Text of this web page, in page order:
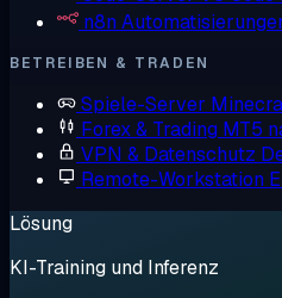
n8n
BETREIBEN & TRADEN
Spiele-Server
Forex & Trading MT5
VPN & Datenschutz
Remote-Workstation
Lösung
KI-Training und Inferenz